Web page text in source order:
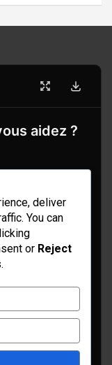
aidez ?
deliver
You can
or Reject